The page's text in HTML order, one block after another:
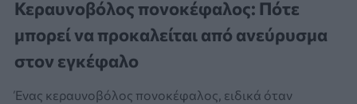
Κεραυνοβόλος πονοκέφαλος: Πότε
μπορεί να προκαλείται από ανεύρυσμα
στον εγκέφαλο
Ένας κεραυνοβόλος πονοκέφαλος, ειδικά όταν